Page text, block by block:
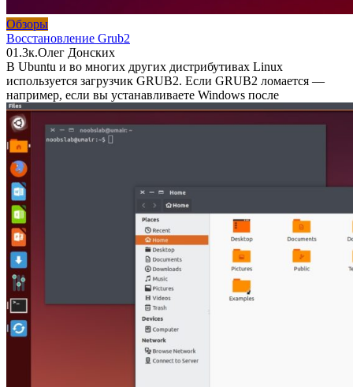
Обзоры
Восстановление Grub2
01.3к.Олег Донских
В Ubuntu и во многих других дистрибутивах Linux
используется загрузчик GRUB2. Если GRUB2 ломается —
например, если вы устанавливаете Windows после